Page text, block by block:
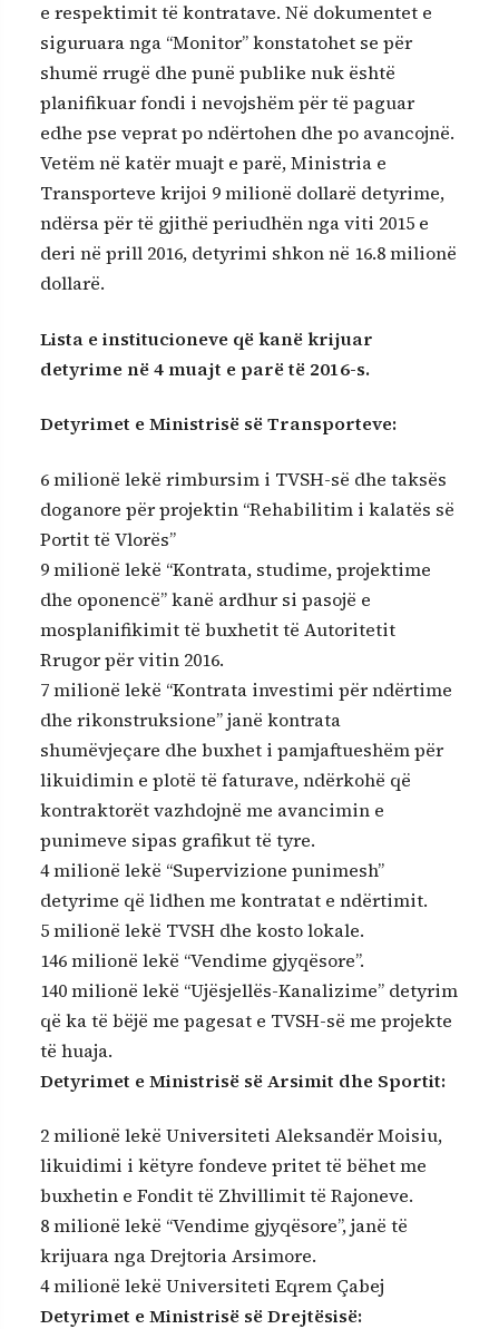
e respektimit të kontratave. Në dokumentet e
siguruara nga “Monitor” konstatohet se për
shumë rrugë dhe punë publike nuk është
planifikuar fondi i nevojshëm për të paguar
edhe pse veprat po ndërtohen dhe po avancojnë.
Vetëm në katër muajt e parë, Ministria e
Transporteve krijoi 9 milionë dollarë detyrime,
ndërsa për të gjithë periudhën nga viti 2015 e
deri në prill 2016, detyrimi shkon në 16.8 milionë
dollarë.
Lista e institucioneve që kanë krijuar
detyrime në 4 muajt e parë të 2016-s.
Detyrimet e Ministrisë së Transporteve:
6 milionë lekë rimbursim i TVSH-së dhe taksës
doganore për projektin “Rehabilitim i kalatës së
Portit të Vlorës”
9 milionë lekë “Kontrata, studime, projektime
dhe oponencë” kanë ardhur si pasojë e
mosplanifikimit të buxhetit të Autoritetit
Rrugor për vitin 2016.
7 milionë lekë “Kontrata investimi për ndërtime
dhe rikonstruksione” janë kontrata
shumëvjeçare dhe buxhet i pamjaftueshëm për
likuidimin e plotë të faturave, ndërkohë që
kontraktorët vazhdojnë me avancimin e
punimeve sipas grafikut të tyre.
4 milionë lekë “Supervizione punimesh”
detyrime që lidhen me kontratat e ndërtimit.
5 milionë lekë TVSH dhe kosto lokale.
146 milionë lekë “Vendime gjyqësore”.
140 milionë lekë “Ujësjellës-Kanalizime” detyrim
që ka të bëjë me pagesat e TVSH-së me projekte
të huaja.
Detyrimet e Ministrisë së Arsimit dhe Sportit:
2 milionë lekë Universiteti Aleksandër Moisiu,
likuidimi i këtyre fondeve pritet të bëhet me
buxhetin e Fondit të Zhvillimit të Rajoneve.
8 milionë lekë “Vendime gjyqësore”, janë të
krijuara nga Drejtoria Arsimore.
4 milionë lekë Universiteti Eqrem Çabej
Detyrimet e Ministrisë së Drejtësisë: